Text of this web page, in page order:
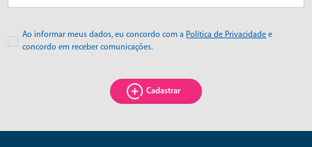
Ao informar meus dados, eu concordo com a Política de Privacidade e
concordo em receber comunicações.
Cadastrar